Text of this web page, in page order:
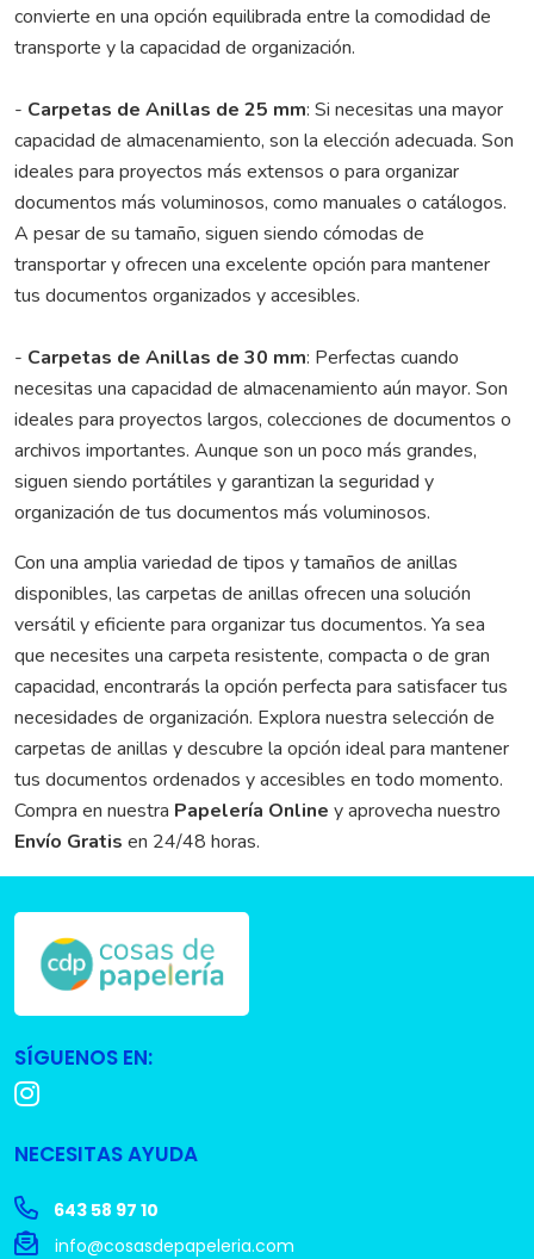
convierte en una opción equilibrada entre la comodidad de
transporte y la capacidad de organización.
- Carpetas de Anillas de 25 mm: Si necesitas una mayor
capacidad de almacenamiento, son la elección adecuada. Son
ideales para proyectos más extensos o para organizar
documentos más voluminosos, como manuales o catálogos.
A pesar de su tamaño, siguen siendo cómodas de
transportar y ofrecen una excelente opción para mantener
tus documentos organizados y accesibles.
- Carpetas de Anillas de 30 mm: Perfectas cuando
necesitas una capacidad de almacenamiento aún mayor. Son
ideales para proyectos largos, colecciones de documentos o
archivos importantes. Aunque son un poco más grandes,
siguen siendo portátiles y garantizan la seguridad y
organización de tus documentos más voluminosos.
Con una amplia variedad de tipos y tamaños de anillas
disponibles, las carpetas de anillas ofrecen una solución
versátil y eficiente para organizar tus documentos. Ya sea
que necesites una carpeta resistente, compacta o de gran
capacidad, encontrarás la opción perfecta para satisfacer tus
necesidades de organización. Explora nuestra selección de
carpetas de anillas y descubre la opción ideal para mantener
tus documentos ordenados y accesibles en todo momento.
Compra en nuestra Papelería Online y aprovecha nuestro
Envío Gratis en 24/48 horas.
SÍGUENOS EN:
NECESITAS AYUDA
643 58 97 10
info@cosasdepapeleria.com